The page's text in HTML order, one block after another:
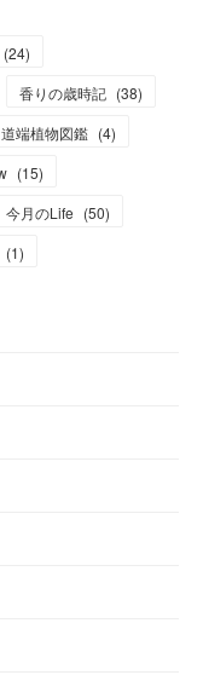
(24)
香りの歳時記 (38)
道端植物図鑑 (4)
(15)
今月のLife (50)
(1)